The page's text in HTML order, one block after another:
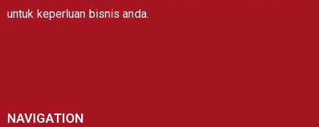
untuk keperluan bisnis anda.
NAVIGATION